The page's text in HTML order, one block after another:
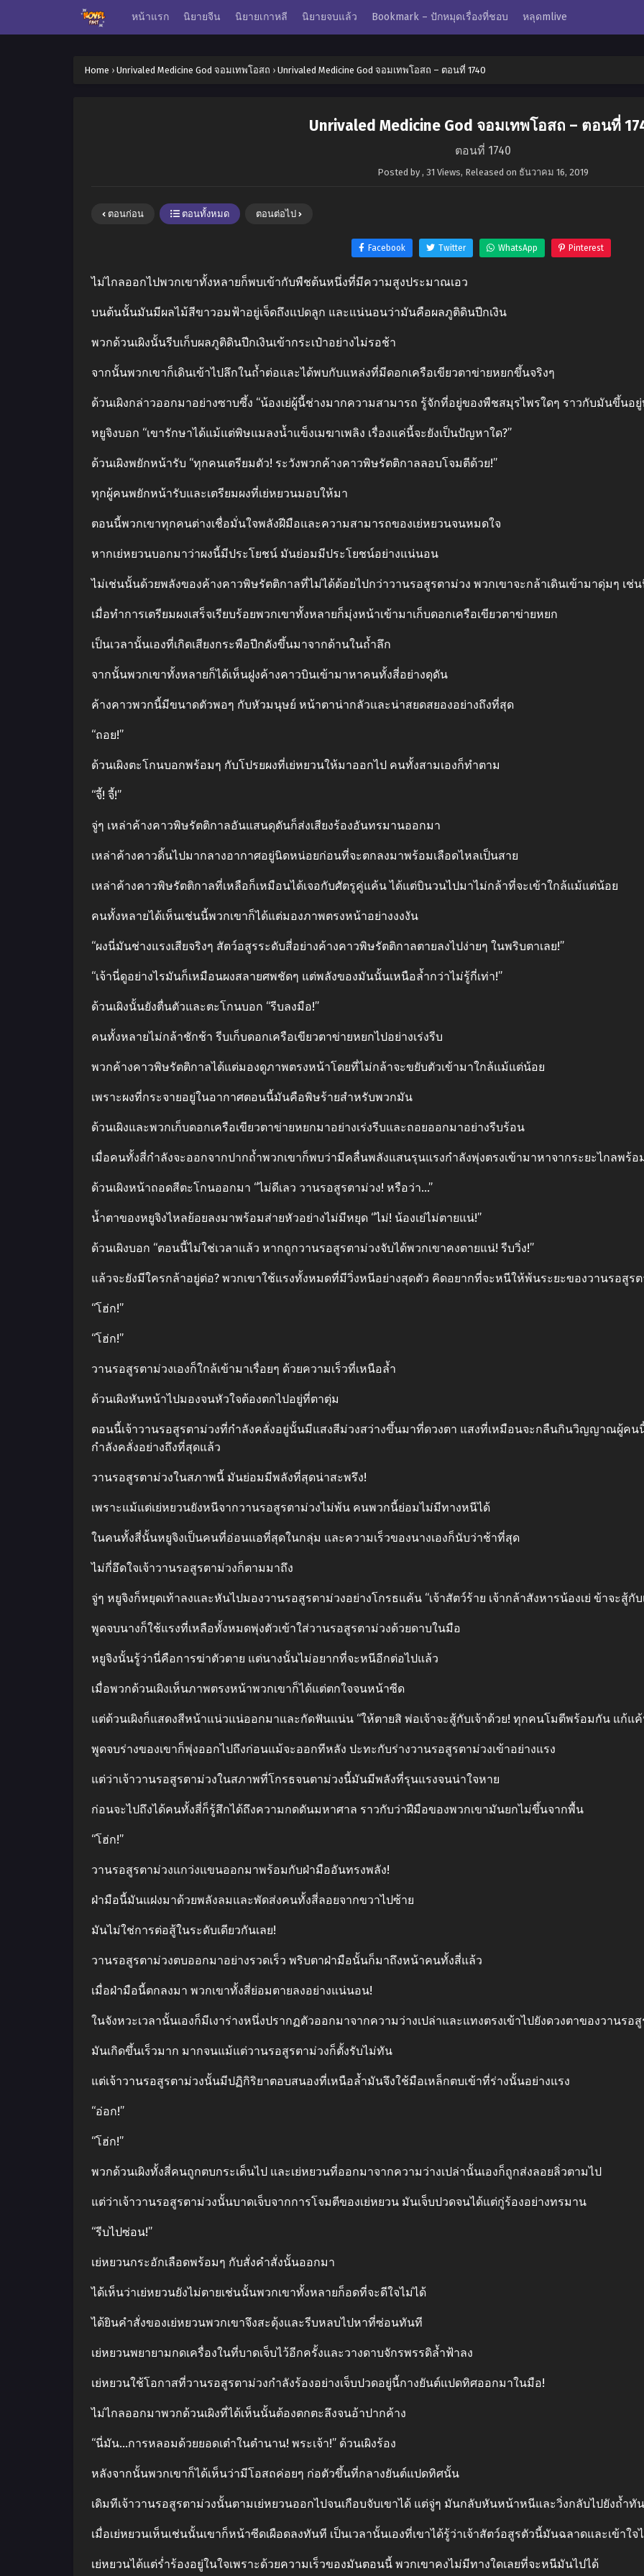
หน้าแรก นิยายจีน นิยายเกาหลี นิยายจบแล้ว Bookmark – ปักหมุดเรื่องที่ชอบ หลุดmlive
Home › Unrivaled Medicine God จอมเทพโอสถ › Unrivaled Medicine God จอมเทพโอสถ – ตอนที่ 1740
Unrivaled Medicine God จอมเทพโอสถ – ตอนที่
ตอนที่ 1740
Posted by , 31 Views, Released on ธันวาคม 16, 2019
ตอนก่อน ตอนทั้งหมด ตอนต่อไป
Facebook Twitter WhatsApp Pinterest
ไม่ไกลออกไปพวกเขาทั้งหลายก็พบเข้ากับพืชต้นหนึ่งที่มีความสูงประมาณเอว
บนต้นนั้นมันมีผลไม้สีขาวอมฟ้าอยู่เจ็ดถึงแปดลูก และแน่นอนว่ามันคือผลภูติดินปีกเงิน
พวกด้วนเผิงนั้นรีบเก็บผลภูติดินปีกเงินเข้ากระเป๋าอย่างไม่รอช้า
จากนั้นพวกเขาก็เดินเข้าไปลึกในถ้ำต่อและได้พบกับแหล่งที่มีดอกเครือเขียวตาข่ายหยกขึ้นจริงๆ
ด้วนเผิงกล่าวออกมาอย่างซาบซึ้ง “น้องเย่ผู้นี้ช่างมากความสามารถ รู้จักที่อยู่ของพืชสมุรไพรใดๆ ราวกับมันขึ้นอ
หยูจิงบอก “เขารักษาได้แม้แต่พิษแมลงน้ำแข็งเมฆาเพลิง เรื่องแค่นี้จะยังเป็นปัญหาใด?”
ด้วนเผิงพยักหน้ารับ “ทุกคนเตรียมตัว! ระวังพวกค้างคาวพิษรัตติกาลลอบโจมตีด้วย!”
ทุกผู้คนพยักหน้ารับและเตรียมผงที่เย่หยวนมอบให้มา
ตอนนี้พวกเขาทุกคนต่างเชื่อมั่นใจพลังฝีมือและความสามารถของเย่หยวนจนหมดใจ
หากเย่หยวนบอกมาว่าผงนี้มีประโยชน์ มันย่อมมีประโยชน์อย่างแน่นอน
ไม่เช่นนั้นด้วยพลังของค้างคาวพิษรัตติกาลที่ไม่ได้ด้อยไปกว่าวานรอสูรตาม่วง พวกเขาจะกล้าเดินเข้ามาดุ่มๆ เช่
เมื่อทำการเตรียมผงเสร็จเรียบร้อยพวกเขาทั้งหลายก็มุ่งหน้าเข้ามาเก็บดอกเครือเขียวตาข่ายหยก
เป็นเวลานั้นเองที่เกิดเสียงกระพือปีกดังขึ้นมาจากด้านในถ้ำลึก
จากนั้นพวกเขาทั้งหลายก็ได้เห็นฝูงค้างคาวบินเข้ามาหาคนทั้งสี่อย่างดุดัน
ค้างคาวพวกนี้มีขนาดตัวพอๆ กับหัวมนุษย์ หน้าตาน่ากลัวและน่าสยดสยองอย่างถึงที่สุด
“ถอย!”
ด้วนเผิงตะโกนบอกพร้อมๆ กับโปรยผงที่เย่หยวนให้มาออกไป คนทั้งสามเองก็ทำตาม
“จี้! จี้!”
จู่ๆ เหล่าค้างคาวพิษรัตติกาลอันแสนดุดันก็ส่งเสียงร้องอันทรมานออกมา
เหล่าค้างคาวดิ้นไปมากลางอากาศอยู่นิดหน่อยก่อนที่จะตกลงมาพร้อมเลือดไหลเป็นสาย
เหล่าค้างคาวพิษรัตติกาลที่เหลือก็เหมือนได้เจอกับศัตรูคู่แค้น ได้แต่บินวนไปมาไม่กล้าที่จะเข้าใกล้แม้แต่น้อย
คนทั้งหลายได้เห็นเช่นนี้พวกเขาก็ได้แต่มองภาพตรงหน้าอย่างงงงัน
“ผงนี่มันช่างแรงเสียจริงๆ สัตว์อสูรระดับสี่อย่างค้างคาวพิษรัตติกาลตายลงไปง่ายๆ ในพริบตาเลย!”
“เจ้านี่ดูอย่างไรมันก็เหมือนผงสลายศพชัดๆ แต่พลังของมันนั้นเหนือล้ำกว่าไม่รู้กี่เท่า!”
ด้วนเผิงนั้นยังตื่นตัวและตะโกนบอก “รีบลงมือ!”
คนทั้งหลายไม่กล้าชักช้า รีบเก็บดอกเครือเขียวตาข่ายหยกไปอย่างเร่งรีบ
พวกค้างคาวพิษรัตติกาลได้แต่มองดูภาพตรงหน้าโดยที่ไม่กล้าจะขยับตัวเข้ามาใกล้แม้แต่น้อย
เพราะผงที่กระจายอยู่ในอากาศตอนนี้มันคือพิษร้ายสำหรับพวกมัน
ด้วนเผิงและพวกเก็บดอกเครือเขียวตาข่ายหยกมาอย่างเร่งรีบและถอยออกมาอย่างรีบร้อน
เมื่อคนทั้งสี่กำลังจะออกจากปากถ้ำพวกเขาก็พบว่ามีคลื่นพลังแสนรุนแรงกำลังพุ่งตรงเข้ามาหาจากระยะไกลพร้อ
ด้วนเผิงหน้าถอดสีตะโกนออกมา “ไม่ดีเลว วานรอสูรตาม่วง! หรือว่า…”
น้ำตาของหยูจิงไหลย้อยลงมาพร้อมส่ายหัวอย่างไม่มีหยุด “ไม่! น้องเย่ไม่ตายแน่!”
ด้วนเผิงบอก “ตอนนี้ไม่ใช่เวลาแล้ว หากถูกวานรอสูรตาม่วงจับได้พวกเขาคงตายแน่! รีบวิ่ง!”
แล้วจะยังมีใครกล้าอยู่ต่อ? พวกเขาใช้แรงทั้งหมดที่มีวิ่งหนีอย่างสุดตัว คิดอยากที่จะหนีให้พ้นระยะของวานรอสูรต
“โฮ่ก!”
“โฮ่ก!”
วานรอสูรตาม่วงเองก็ใกล้เข้ามาเรื่อยๆ ด้วยความเร็วที่เหนือล้ำ
ด้วนเผิงหันหน้าไปมองจนหัวใจต้องตกไปอยู่ที่ตาตุ่ม
ตอนนี้เจ้าวานรอสูรตาม่วงที่กำลังคลั่งอยู่นั้นมีแสงสีม่วงสว่างขึ้นมาที่ดวงตา แสงที่เหมือนจะกลืนกินวิญญาณผู้คน
กำลังคลั่งอย่างถึงที่สุดแล้ว
วานรอสูรตาม่วงในสภาพนี้ มันย่อมมีพลังที่สุดน่าสะพรึง!
เพราะแม้แต่เย่หยวนยังหนีจากวานรอสูรตาม่วงไม่พ้น คนพวกนี้ย่อมไม่มีทางหนีได้
ในคนทั้งสี่นั้นหยูจิงเป็นคนที่อ่อนแอที่สุดในกลุ่ม และความเร็วของนางเองก็นับว่าช้าที่สุด
ไม่กี่อึดใจเจ้าวานรอสูรตาม่วงก็ตามมาถึง
จู่ๆ หยูจิงก็หยุดเท้าลงและหันไปมองวานรอสูรตาม่วงอย่างโกรธแค้น “เจ้าสัตว์ร้าย เจ้ากล้าสังหารน้องเย่ ข้าจะสู้กับ
พูดจบนางก็ใช้แรงที่เหลือทั้งหมดพุ่งตัวเข้าใส่วานรอสูรตาม่วงด้วยดาบในมือ
หยูจิงนั้นรู้ว่านี่คือการฆ่าตัวตาย แต่นางนั้นไม่อยากที่จะหนีอีกต่อไปแล้ว
เมื่อพวกด้วนเผิงเห็นภาพตรงหน้าพวกเขาก็ได้แต่ตกใจจนหน้าซีด
แต่ด้วนเผิงก็แสดงสีหน้าแน่วแน่ออกมาและกัดฟันแน่น “ให้ตายสิ พ่อเจ้าจะสู้กับเจ้าด้วย! ทุกคนโมตีพร้อมกัน แก้แค้
พูดจบร่างของเขาก็พุ่งออกไปถึงก่อนแม้จะออกทีหลัง ปะทะกับร่างวานรอสูรตาม่วงเข้าอย่างแรง
แต่ว่าเจ้าวานรอสูรตาม่วงในสภาพที่โกรธจนตาม่วงนี้มันมีพลังที่รุนแรงจนน่าใจหาย
ก่อนจะไปถึงได้คนทั้งสี่ก็รู้สึกได้ถึงความกดดันมหาศาล ราวกับว่าฝีมือของพวกเขามันยกไม่ขึ้นจากพื้น
“โฮ่ก!”
วานรอสูรตาม่วงแกว่งแขนออกมาพร้อมกับฝ่ามืออันทรงพลัง!
ฝ่ามือนี้มันแฝงมาด้วยพลังลมและพัดส่งคนทั้งสี่ลอยจากขวาไปซ้าย
มันไม่ใช่การต่อสู้ในระดับเดียวกันเลย!
วานรอสูรตาม่วงตบออกมาอย่างรวดเร็ว พริบตาฝ่ามือนั้นก็มาถึงหน้าคนทั้งสี่แล้ว
เมื่อฝ่ามือนี้ตกลงมา พวกเขาทั้งสี่ย่อมตายลงอย่างแน่นอน!
ในจังหวะเวลานั้นเองก็มีเงาร่างหนึ่งปรากฏตัวออกมาจากความว่างเปล่าและแทงตรงเข้าไปยังดวงตาของวานรอ
มันเกิดขึ้นเร็วมาก มากจนแม้แต่วานรอสูรตาม่วงก็ตั้งรับไม่ทัน
แต่เจ้าวานรอสูรตาม่วงนั้นมีปฏิกิริยาตอบสนองที่เหนือล้ำมันจึงใช้มือเหล็กตบเข้าที่ร่างนั้นอย่างแรง
“อ่อก!”
“โฮ่ก!”
พวกด้วนเผิงทั้งสี่คนถูกตบกระเด็นไป และเย่หยวนที่ออกมาจากความว่างเปล่านั้นเองก็ถูกส่งลอยลิ่วตามไป
แต่ว่าเจ้าวานรอสูรตาม่วงนั้นบาดเจ็บจากการโจมตีของเย่หยวน มันเจ็บปวดจนได้แต่กู่ร้องอย่างทรมาน
“รีบไปซ่อน!”
เย่หยวนกระอักเลือดพร้อมๆ กับสั่งคำสั่งนั้นออกมา
ได้เห็นว่าเย่หยวนยังไม่ตายเช่นนั้นพวกเขาทั้งหลายก็อดที่จะดีใจไม่ได้
ได้ยินคำสั่งของเย่หยวนพวกเขาจึงสะดุ้งและรีบหลบไปหาที่ซ่อนทันที
เย่หยวนพยายามกดเครื่องในที่บาดเจ็บไว้อีกครั้งและวางดาบจักรพรรดิล้ำฟ้าลง
เย่หยวนใช้โอกาสที่วานรอสูรตาม่วงกำลังร้องอย่างเจ็บปวดอยู่นี้กางยันต์แปดทิศออกมาในมือ!
ไม่ไกลออกมาพวกด้วนเผิงที่ได้เห็นนั้นต้องตกตะลึงจนอ้าปากค้าง
“นี่มัน…การหลอมด้วยยอดเต๋าในตำนาน! พระเจ้า!” ด้วนเผิงร้อง
หลังจากนั้นพวกเขาก็ได้เห็นว่ามีโอสถค่อยๆ ก่อตัวขึ้นที่กลางยันต์แปดทิศนั้น
เดิมทีเจ้าวานรอสูรตาม่วงนั้นตามเย่หยวนออกไปจนเกือบจับเขาได้ แต่จู่ๆ มันกลับหันหน้าหนีและวิ่งกลับไปยังถ้ำทั
เมื่อเย่หยวนเห็นเช่นนั้นเขาก็หน้าซีดเผือดลงทันที เป็นเวลานั้นเองที่เขาได้รู้ว่าเจ้าสัตว์อสูรตัวนี้มันฉลาดและเข้าใ
เย่หยวนได้แต่ร่ำร้องอยู่ในใจเพราะด้วยความเร็วของมันตอนนี้ พวกเขาคงไม่มีทางใดเลยที่จะหนีมันไปได้